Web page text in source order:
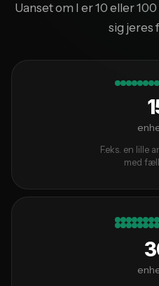
Uanset om I er 10 eller
sig jeres
F.eks. en lille
med